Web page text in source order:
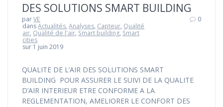
DES SOLUTIONS SMART BUILDING
parVE
dansActualités,Analyses, Capteur, Qualité
air, Qualité de l'air, Smart building, Smart
cities
sur 1 juin 2019
0
QUALITE DE L’AIR DES SOLUTIONS SMART
BUILDING POUR ASSURER LE SUIVI DE LA QUALITE
D’AIR INTERIEUR ETRE CONFORME A LA
REGLEMENTATION, AMELIORER LE CONFORT DES